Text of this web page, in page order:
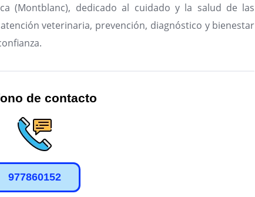
(Montblanc), dedicado al cuidado y la salud de las
veterinaria, prevención, diagnóstico y bienestar
de contacto
977860152